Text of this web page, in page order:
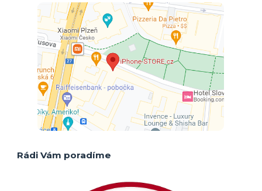
Rádi Vám poradíme